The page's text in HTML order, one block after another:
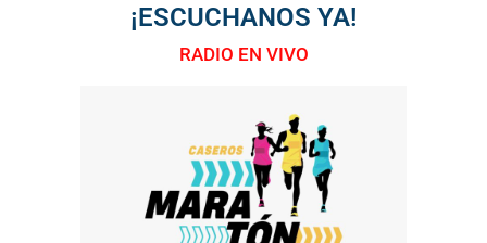
¡ESCUCHANOS YA!
RADIO EN VIVO